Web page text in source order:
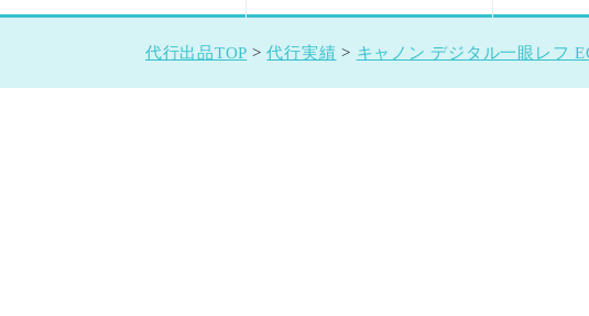
代行出品TOP >代行実績 > キャノン デジタル一眼レフ